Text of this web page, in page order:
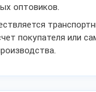
оптовиков.
покупателя или